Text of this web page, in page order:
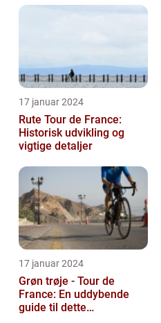
17 januar 2024
Rute Tour de France:
Historisk udvikling og
vigtige detaljer
17 januar 2024
Grøn trøje - Tour de
France: En uddybende
guide til dette